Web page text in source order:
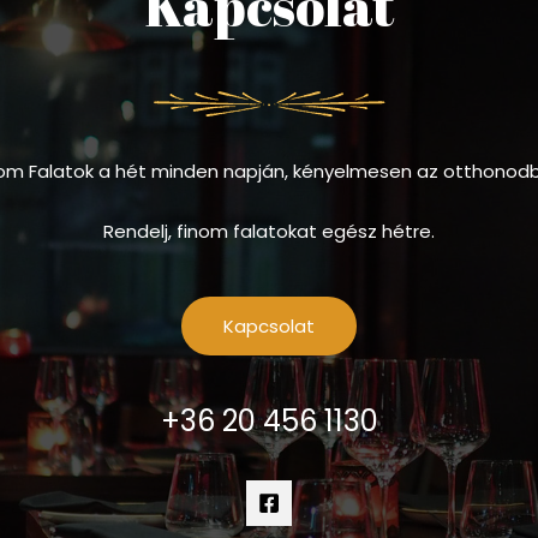
Falatok a hét minden napján, kényelmesen az
Rendelj, finom falatokat egész hétre.
Kapcsolat
+36 20 456 1130